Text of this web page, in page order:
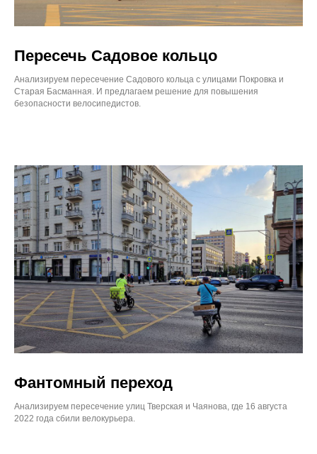
Пересечь Садовое кольцо
Анализируем пересечение Садового кольца с улицами Покровка и
Старая Басманная. И предлагаем решение для повышения
безопасности велосипедистов.
Фантомный переход
Анализируем пересечение улиц Тверская и Чаянова, где 16 августа
2022 года сбили велокурьера.